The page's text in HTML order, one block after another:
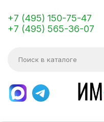
+7 (495) 150-75-47
+7 (495) 565-36-07